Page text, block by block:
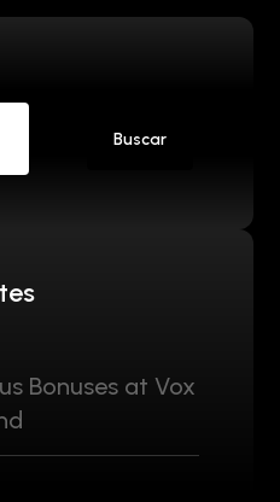
Buscar
Bonuses at Vox